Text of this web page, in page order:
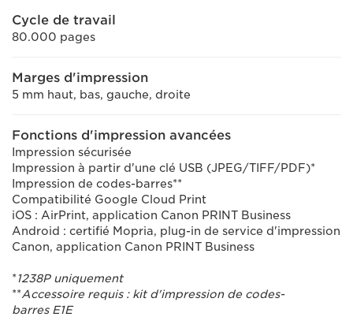
Cycle de travail
80.000 pages
Marges d'impression
5 mm haut, bas, gauche, droite
Fonctions d'impression avancées
Impression sécurisée
Impression à partir d'une clé USB (JPEG/TIFF/PDF)*
Impression de codes-barres**
Compatibilité Google Cloud Print
iOS : AirPrint, application Canon PRINT Business
Android : certifié Mopria, plug-in de service d'impression
Canon, application Canon PRINT Business
*1238P uniquement
**Accessoire requis : kit d'impression de codes-
barres E1E